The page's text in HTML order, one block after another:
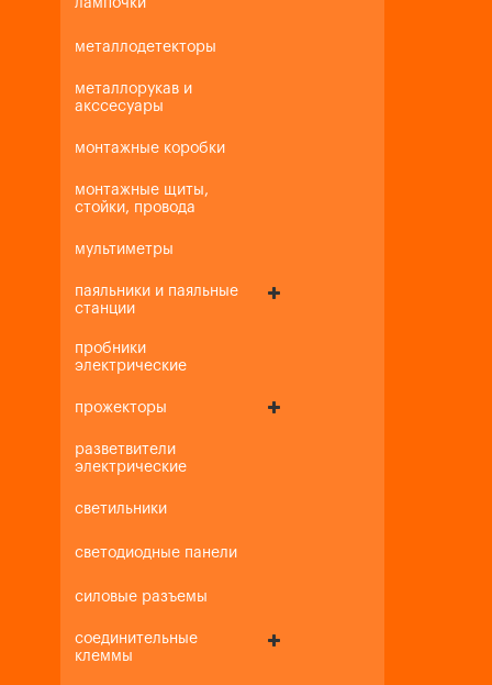
лампочки
металлодетекторы
металлорукав и
акссесуары
монтажные коробки
монтажные щиты,
стойки, провода
мультиметры
паяльники и паяльные
станции
пробники
электрические
прожекторы
разветвители
электрические
светильники
светодиодные панели
силовые разъемы
соединительные
клеммы